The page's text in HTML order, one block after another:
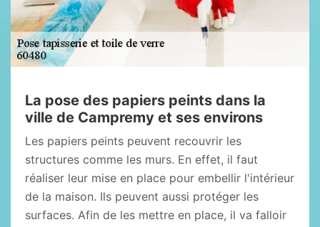
La pose des papiers peints dans la
ville de Campremy et ses environs
Les papiers peints peuvent recouvrir les
structures comme les murs. En effet, il faut
réaliser leur mise en place pour embellir l'intérieur
de la maison. Ils peuvent aussi protéger les
surfaces. Afin de les mettre en place, il va falloir